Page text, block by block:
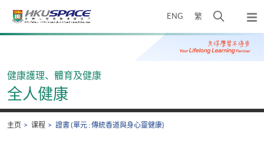
ENG 繁
开
搜
寻
弹
出
主
Main
健康護理、體育及健康
全人健康
主页 课程 證書 (單元 : 傳統香道與身心靈健康)